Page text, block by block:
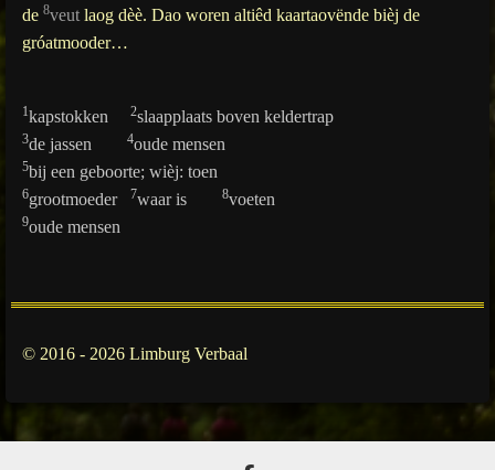
de 8veut laog dèè. Dao woren altiêd kaartaovënde bièj de
gróatmooder…
1kapstokken 2slaapplaats boven keldertrap
3de jassen 4oude mensen
5bij een geboorte; wièj: toen
6grootmoeder 7waar is 8voeten
9oude mensen
© 2016 - 2026 Limburg Verbaal